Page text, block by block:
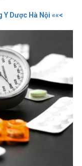
Dược Hà Nội ««<